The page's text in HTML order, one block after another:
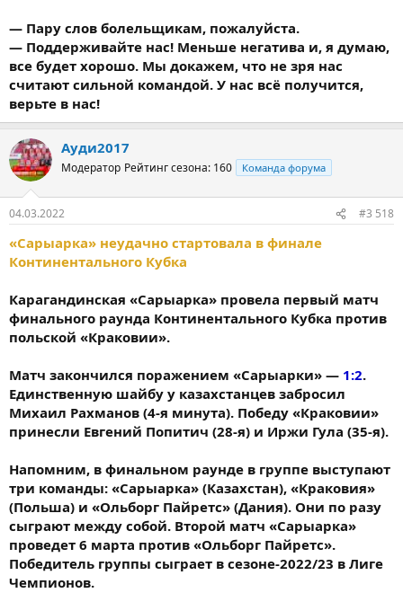
— Пару слов болельщикам, пожалуйста.
— Поддерживайте нас! Меньше негатива и, я думаю,
все будет хорошо. Мы докажем, что не зря нас
считают сильной командой. У нас всё получится,
верьте в нас!
Ауди2017
Модератор Рейтинг сезона: 160 Команда форума
04.03.2022 #3 518
«Сарыарка» неудачно стартовала в финале
Континентального Кубка
Карагандинская «Сарыарка» провела первый матч
финального раунда Континентального Кубка против
польской «Краковии».
Матч закончился поражением «Сарыарки» — 1:2.
Единственную шайбу у казахстанцев забросил
Михаил Рахманов (4-я минута). Победу «Краковии»
принесли Евгений Попитич (28-я) и Иржи Гула (35-я).
Напомним, в финальном раунде в группе выступают
три команды: «Сарыарка» (Казахстан), «Краковия»
(Польша) и «Ольборг Пайретс» (Дания). Они по разу
сыграют между собой. Второй матч «Сарыарка»
проведет 6 марта против «Ольборг Пайретс».
Победитель группы сыграет в сезоне-2022/23 в Лиге
Чемпионов.